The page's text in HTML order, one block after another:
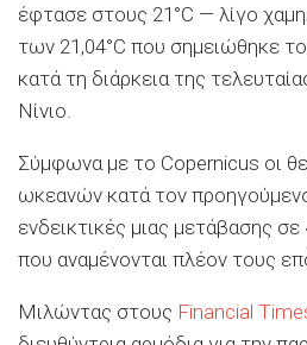
έφτασε στους 21°C — λίγο
των 21,04°C που σημειώθηκε
κατά τη διάρκεια της
Νίνιο.
Σύμφωνα με το Copernicus οι
ωκεανών κατά τον προηγούμενο
ενδεικτικές μιας μετάβασης
που αναμένονται πλέον τους
Μιλώντας στους Financial